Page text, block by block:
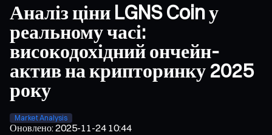
Аналіз ціни LGNS Coin у
реальному часі:
високодохідний ончейн-
актив на крипторинку 2025
року
Market Analysis
Оновлено:2025-11-24 10:44